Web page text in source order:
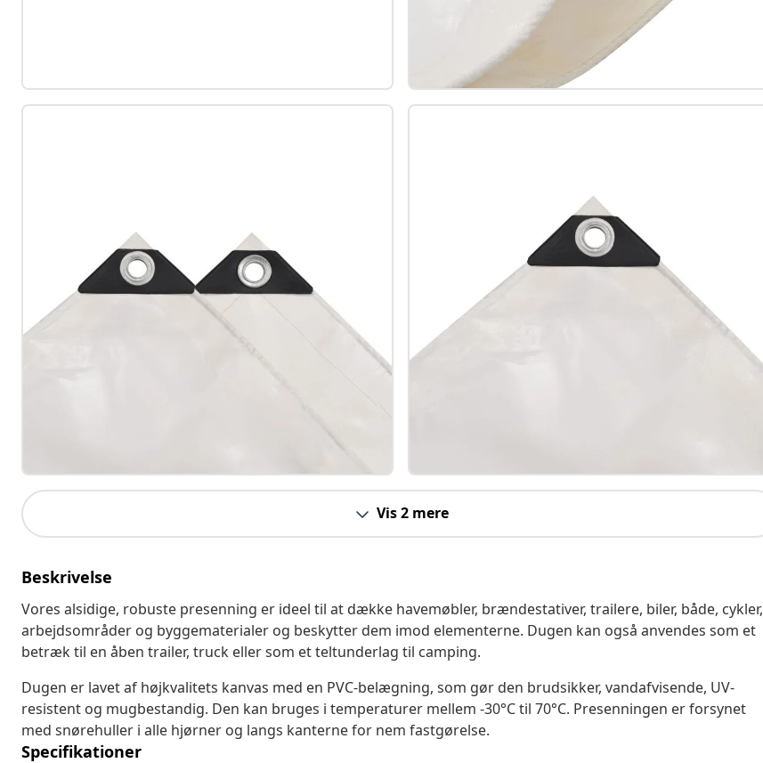
Vis 2 mere
Beskrivelse
Vores alsidige, robuste presenning er ideel til at dække havemøbler, brændestativer, trailere, biler, både, cykler,
arbejdsområder og byggematerialer og beskytter dem imod elementerne. Dugen kan også anvendes som et
betræk til en åben trailer, truck eller som et teltunderlag til camping.
Dugen er lavet af højkvalitets kanvas med en PVC-belægning, som gør den brudsikker, vandafvisende, UV-
resistent og mugbestandig. Den kan bruges i temperaturer mellem -30°C til 70°C. Presenningen er forsynet
med snørehuller i alle hjørner og langs kanterne for nem fastgørelse.
Specifikationer